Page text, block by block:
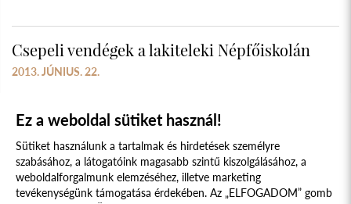
Csepeli vendégek a lakiteleki Népfőiskolán
2013. JÚNIUS. 22.
Ez a weboldal sütiket használ!
Sütiket használunk a tartalmak és hirdetések személyre
szabásához, a látogatóink magasabb szintű kiszolgálásához, a
weboldalforgalmunk elemzéséhez, illetve marketing
tevékenységünk támogatása érdekében. Az „ELFOGADOM” gomb